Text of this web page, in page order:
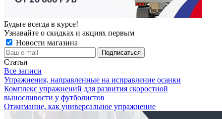
Будьте всегда в курсе!
Узнавайте о скидках и акциях первым
Новости магазина
Статьи
Все записи
Упражнения, направленные на исправление осанки
Комплекс упражнений для развития скоростной
выносливости у футболистов
Отжимание, как универсальное упражнение